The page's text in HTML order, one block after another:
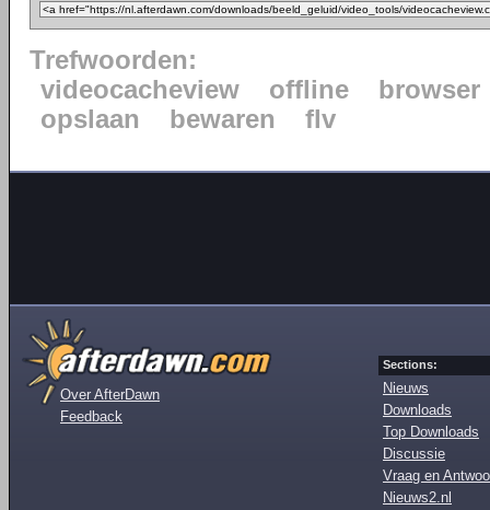
Trefwoorden:
videocacheview
offline
browser
opslaan
bewaren flv
Over AfterDawn
Feedback
Sections:
Nieuws
Downloads
Top Downloads
Discussie
Vraag en
Nieuws2.nl